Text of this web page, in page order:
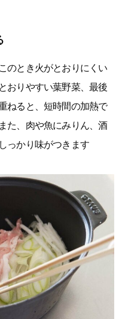
のとき火がとおりにくい
おりやすい葉野菜、最後
ねると、短時間の加熱で
た、肉や魚にみりん、酒
っかり味がつきます